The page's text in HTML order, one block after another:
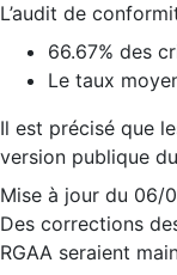
L’audit de
66.67% des
Le taux
Il est précisé que
version publique
Mise à jour du 06/
Des corrections
RGAA seraient